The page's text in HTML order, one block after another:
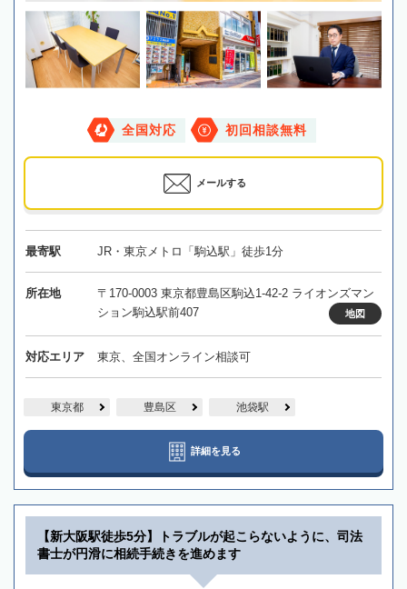
全国対応 初回相談無料
メールする
最寄駅 JR・東京メトロ「駒込駅」徒歩1分
所在地
〒170-0003 東京都豊島区駒込1-42-2 ライオンズマン
ション駒込駅前407
地図
対応エリア 東京、全国オンライン相談可
東京都 豊島区 池袋駅
詳細を見る
【新大阪駅徒歩5分】トラブルが起こらないように、司法
書士が円滑に相続手続きを進めます